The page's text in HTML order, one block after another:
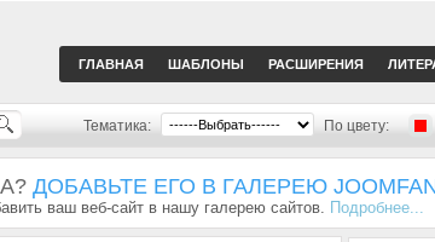
ГЛАВНАЯ ШАБЛОНЫ РАСШИРЕНИЯ
Тематика: По цвету:
ДОБАВЬТЕ ЕГО В ГАЛЕРЕЮ
ваш веб-сайт в нашу галерею сайтов. Подробнее...